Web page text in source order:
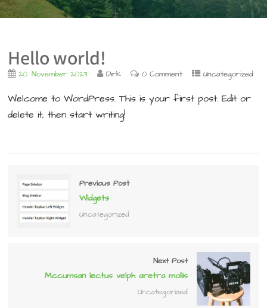
Hello world!
20. November 2023 Dirk 0 Comment Uncategorized
Welcome to WordPress. This is your first post. Edit or
delete it, then start writing!
Previous Post
Widgets
Uncategorized
Next Post
Mccumsan lectus velph aretra mollis
Uncategorized